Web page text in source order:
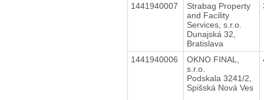
1441940007
Strabag Property
and Facility
Services, s.r.o.
Dunajská 32,
Bratislava
1441940006
OKNO FINAL,
s.r.o.
Podskala 3241/2,
Spišská Nová Ves